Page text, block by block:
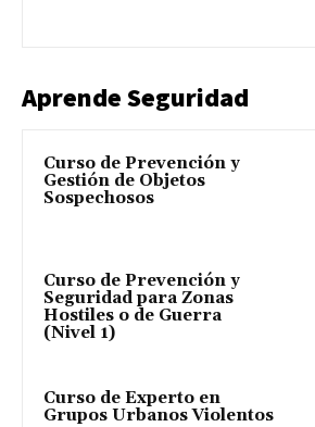
Aprende Seguridad
Curso de Prevención y
Gestión de Objetos
Sospechosos
Curso de Prevención y
Seguridad para Zonas
Hostiles o de Guerra
(Nivel 1)
Curso de Experto en
Grupos Urbanos Violentos